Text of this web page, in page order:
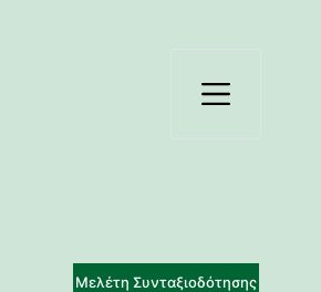
Μελέτη Συνταξιοδότησης